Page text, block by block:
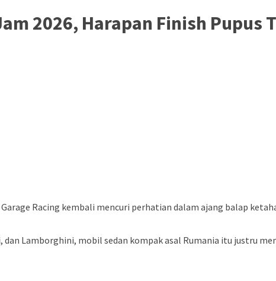
2026, Harapan Finish Pupus
Racing kembali mencuri perhatian dalam ajang balap
dan Lamborghini, mobil sedan kompak asal Rumania itu justru